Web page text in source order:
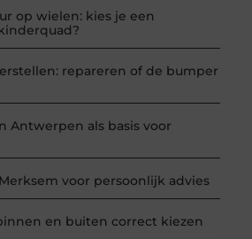
op wielen: kies je een
repareren of de bumper
Antwerpen als basis voor
voor persoonlijk advies
en buiten correct kiezen